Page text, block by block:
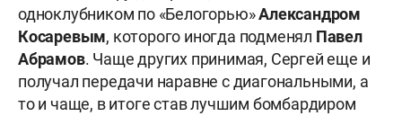
одноклубником по «Белогорью»Александром
Косаревым, которого иногда подменял Павел
Абрамов. Чаще других принимая, Сергей еще и
получал передачи наравне с диагональными, а
то и чаще, в итоге став лучшим бомбардиром